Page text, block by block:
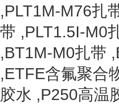
,PLT1M-M76扎
带 ,PLT1.5I-M0
,BT1M-M0扎带 ,
,ETFE含氟聚合
胶水 ,P250高温